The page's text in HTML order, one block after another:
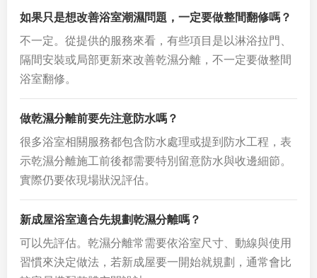
如果只是想改善浴室潮濕問題，一定要做整間翻修嗎？
不一定。從提供的服務來看，有些項目是以淋浴拉門、
隔間安裝或局部更新來改善乾濕分離，不一定要做整間
浴室翻修。
做乾濕分離前要先注意防水嗎？
很多浴室相關服務都包含防水處理或提到防水工程，表
示乾濕分離施工前後都需要特別留意防水與收邊細節。
實際仍要依現場狀況評估。
新成屋浴室適合先規劃乾濕分離嗎？
可以先評估。乾濕分離常需要依浴室尺寸、動線與使用
習慣來決定做法，若新成屋要一開始就規劃，通常會比